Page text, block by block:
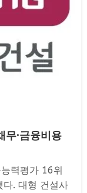
무·금융비용
력평가 16위
다. 대형 건설사